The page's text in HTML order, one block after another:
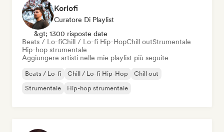
Korlofi
Curatore Di Playlist
&gt; 1300 risposte date
Beats / Lo-fiChill / Lo-fi Hip-HopChill outStrumentale
Hip-hop strumentale
Aggiungere artisti nelle mie playlist più seguite
Beats / Lo-fi Chill / Lo-fi Hip-Hop
Chill out
Strumentale
Hip-hop strumentale